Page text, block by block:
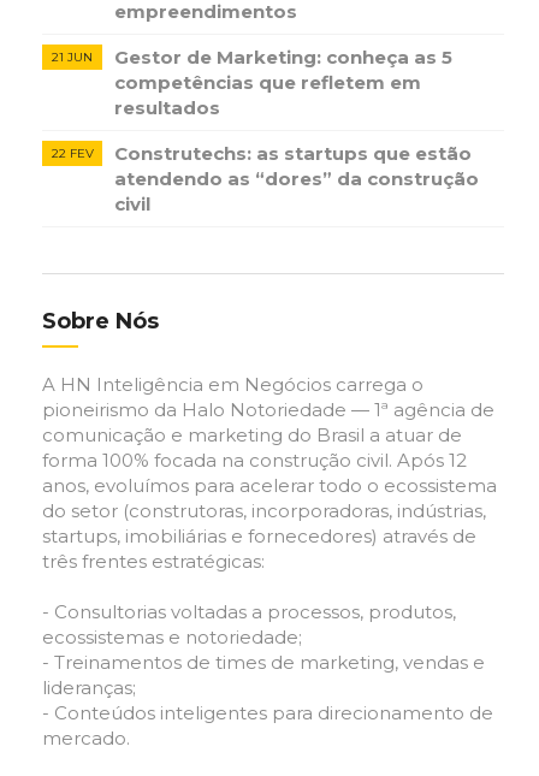
empreendimentos
21 JUN
Gestor de Marketing: conheça as 5
competências que refletem em
resultados
22 FEV
Construtechs: as startups que estão
atendendo as “dores” da construção
civil
Sobre Nós
A HN Inteligência em Negócios carrega o
pioneirismo da Halo Notoriedade — 1ª agência de
comunicação e marketing do Brasil a atuar de
forma 100% focada na construção civil. Após 12
anos, evoluímos para acelerar todo o ecossistema
do setor (construtoras, incorporadoras, indústrias,
startups, imobiliárias e fornecedores) através de
três frentes estratégicas:
- Consultorias voltadas a processos, produtos,
ecossistemas e notoriedade;
- Treinamentos de times de marketing, vendas e
lideranças;
- Conteúdos inteligentes para direcionamento de
mercado.